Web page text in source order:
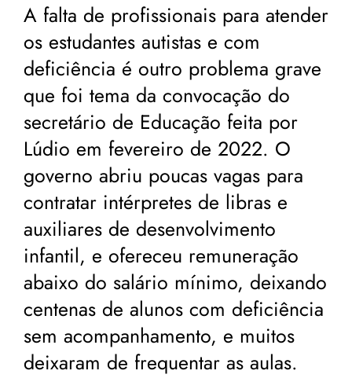
A falta de profissionais para atender
os estudantes autistas e com
deficiência é outro problema grave
que foi tema da convocação do
secretário de Educação feita por
Lúdio em fevereiro de 2022. O
governo abriu poucas vagas para
contratar intérpretes de libras e
auxiliares de desenvolvimento
infantil, e ofereceu remuneração
abaixo do salário mínimo, deixando
centenas de alunos com deficiência
sem acompanhamento, e muitos
deixaram de frequentar as aulas.